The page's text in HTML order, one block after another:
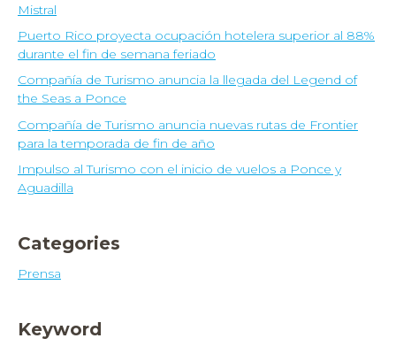
Mistral
Puerto Rico proyecta ocupación hotelera superior al 88%
durante el fin de semana feriado
Compañía de Turismo anuncia la llegada del Legend of
the Seas a Ponce
Compañía de Turismo anuncia nuevas rutas de Frontier
para la temporada de fin de año
Impulso al Turismo con el inicio de vuelos a Ponce y
Aguadilla
Categories
Prensa
Keyword